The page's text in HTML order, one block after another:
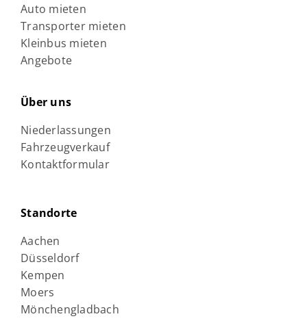
Auto mieten
Transporter mieten
Kleinbus mieten
Angebote
Über uns
Niederlassungen
Fahrzeugverkauf
Kontaktformular
Standorte
Aachen
Düsseldorf
Kempen
Moers
Mönchengladbach